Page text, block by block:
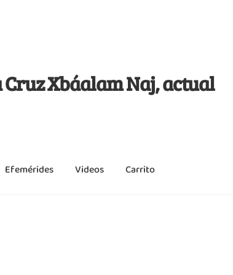
Cruz Xbáalam Naj, actual
Efemérides Videos Carrito